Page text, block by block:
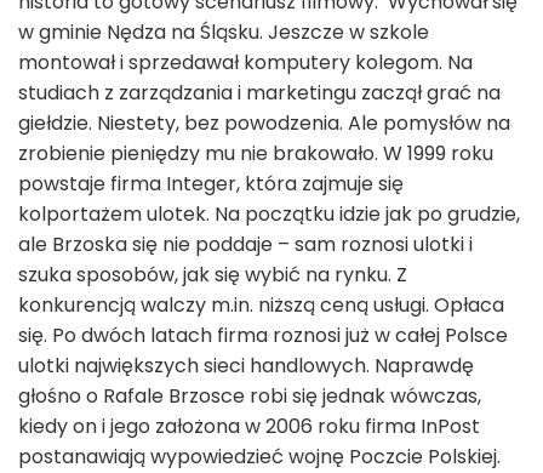
w gminie Nędza na Śląsku. Jeszcze w szkole
montował i sprzedawał komputery kolegom. Na
studiach z zarządzania i marketingu zaczął grać na
giełdzie. Niestety, bez powodzenia. Ale pomysłów na
zrobienie pieniędzy mu nie brakowało. W 1999 roku
powstaje firma Integer, która zajmuje się
kolportażem ulotek. Na początku idzie jak po grudzie,
ale Brzoska się nie poddaje – sam roznosi ulotki i
szuka sposobów, jak się wybić na rynku. Z
konkurencją walczy m.in. niższą ceną usługi. Opłaca
się. Po dwóch latach firma roznosi już w całej Polsce
ulotki największych sieci handlowych. Naprawdę
głośno o Rafale Brzosce robi się jednak wówczas,
kiedy on i jego założona w 2006 roku firma InPost
postanawiają wypowiedzieć wojnę Poczcie Polskiej.